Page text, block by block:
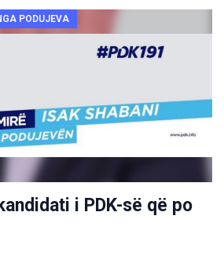
PODUJEVA
i PDK-së që po